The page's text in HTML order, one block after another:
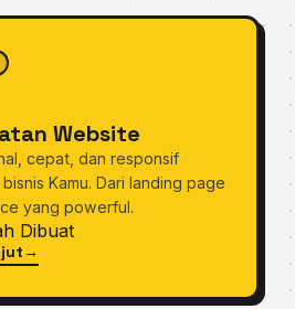
Website
cepat, dan responsif
Kamu. Dari landing page
yang powerful.
Dibuat
Website
→